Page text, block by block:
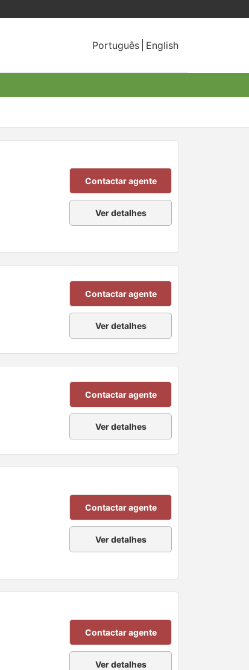
Português English
Contactar agente
Ver detalhes
Contactar agente
Ver detalhes
Contactar agente
Ver detalhes
Contactar agente
Ver detalhes
Contactar agente
Ver detalhes